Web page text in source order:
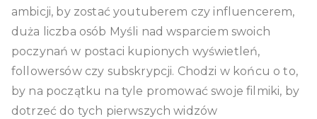
ambicji, by zostać youtuberem czy influencerem,
duża liczba osób Myśli nad wsparciem swoich
poczynań w postaci kupionych wyświetleń,
followersów czy subskrypcji. Chodzi w końcu o to,
by na początku na tyle promować swoje filmiki, by
dotrzeć do tych pierwszych widzów